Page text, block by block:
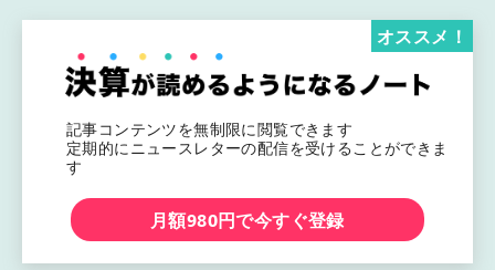
記事コンテンツを無制限に閲覧できます
定期的にニュースレターの配信を受けることができま
す
オススメ！
月額980円で今すぐ登録